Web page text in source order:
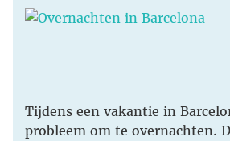
Tijdens een vakantie in
probleem om te overnachten.